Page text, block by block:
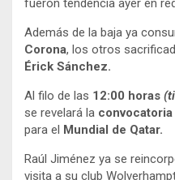
Además de la baja ya
Corona, los otros
Érick Sánchez.
Al filo de las 12:00 horas
se revelará la
para el Mundial de Qatar.
Raúl Jiménez ya se
visita a su club